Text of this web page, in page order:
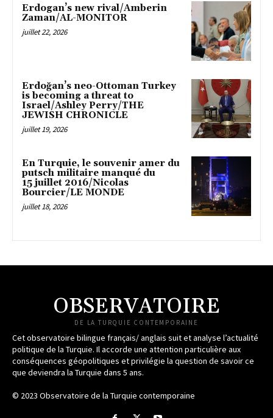
Erdogan’s new rival/Amberin
Zaman/AL-MONITOR
juillet 22, 2026
Erdoğan’s neo-Ottoman Turkey
is becoming a threat to
Israel/Ashley Perry/THE
JEWISH CHRONICLE
juillet 19, 2026
En Turquie, le souvenir amer du
putsch militaire manqué du
15 juillet 2016/Nicolas
Bourcier/LE MONDE
juillet 18, 2026
OBSERVATOIRE
DE LA TURQUIE CONTEMPORAINE
Cet observatoire bilingue français/ anglais suit et analyse l’actualité
politique de la Turquie. Il accorde une attention particulière aux
conséquences géopolitiques et privilégie la question de savoir ce
que deviendra la Turquie dans 5 ans.
© 2023 Observatoire de la Turquie contemporaine